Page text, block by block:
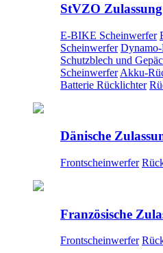
StVZO Zulassung
E-BIKE Scheinwerfer
Scheinwerfer
Schutzblech und
Scheinwerfer Akku-
Batterie Rücklichter
Dänische
Frontscheinwerfer
Französische
Frontscheinwerfer